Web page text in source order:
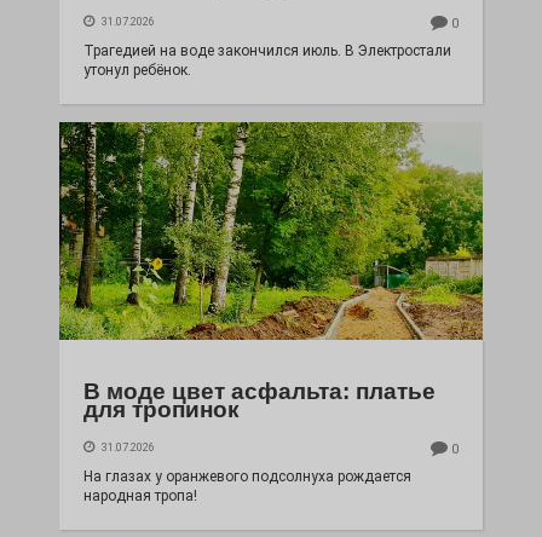
31.07.2026 0
Трагедией на воде закончился июль. В Электростали
утонул ребёнок.
В моде цвет асфальта: платье
для тропинок
31.07.2026 0
На глазах у оранжевого подсолнуха рождается
народная тропа!